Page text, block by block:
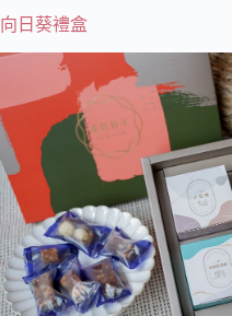
向日葵禮盒